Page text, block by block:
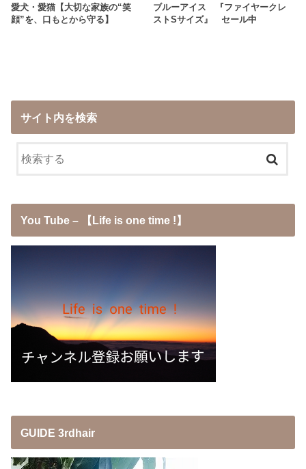
愛犬・愛猫【大切な家族の“笑
顔”を、口もとから守る】
ブルーアイス 『ファイヤークレ
ストSサイズ』 セール中
サイト内を検索
You Tube – 【Life is one time !】
GUIDE 3rdhair